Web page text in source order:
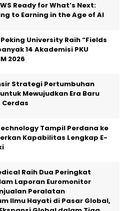
Ready for What’s Next:
to Earning in the Age of AI
University Raih “Fields
14 Akademisi PKU
2026
Strategi Pertumbuhan
Mewujudkan Era Baru
Cerdas
Tampil Perdana ke
Kapabilitas Lengkap E-
Raih Dua Peringkat
Laporan Euromonitor
Peralatan
Ilmu Hayati di Pasar Global,